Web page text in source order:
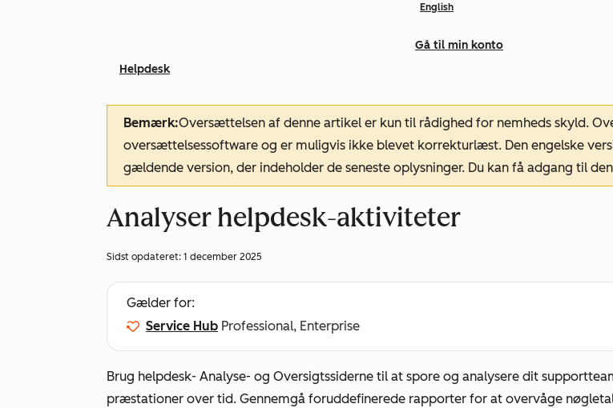
English
Gå til min konto
Helpdesk
Bemærk:Oversættelsen af denne artikel er kun til rådighed for nemheds skyld.
oversættelsessoftware og er muligvis ikke blevet korrekturlæst. Den engelske
gældende version, der indeholder de seneste oplysninger. Du kan få adgang til den
Analyser helpdesk-aktiviteter
Sidst opdateret: 1 december 2025
Gælder for:
Service Hub Professional, Enterprise
Brug helpdesk- Analyse- og Oversigtssiderne til at spore og analysere dit
præstationer over tid. Gennemgå foruddefinerede rapporter for at overvåge